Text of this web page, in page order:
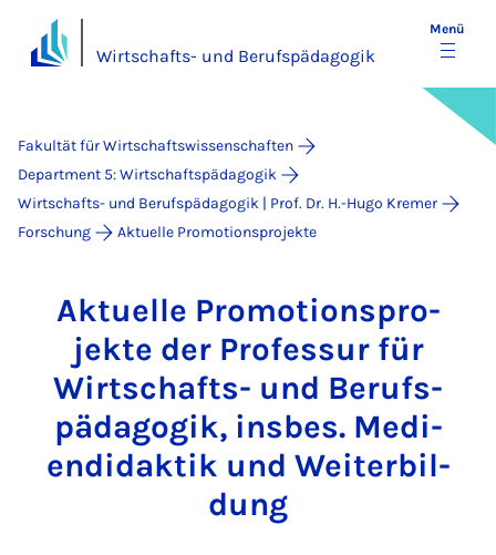
Wirtschafts- und Berufspädagogik
Menü
Fakultät für Wirtschaftswissenschaften
Department 5: Wirtschaftspädagogik
Wirtschafts- und Berufspädagogik | Prof. Dr. H.-Hugo Kremer
Forschung
Aktuelle Promotionsprojekte
Ak­tu­el­le Pro­mo­ti­ons­pro­
jek­te der Pro­fes­sur für
Wirt­schafts- und Be­rufs­
päd­ago­gik, ins­bes. Me­di­
en­di­dak­tik und Wei­ter­bil­
dung